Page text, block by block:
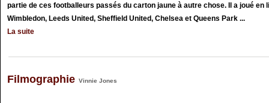
partie de ces footballeurs passés du carton jaune à autre chose. Il a joué
Wimbledon, Leeds United, Sheffield United, Chelsea et Queens Park ...
La suite
Filmographie Vinnie Jones